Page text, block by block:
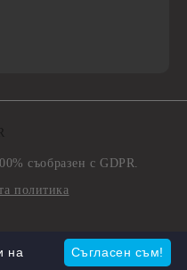
съобразен с GDPR.
политика
Съгласен съм!
на